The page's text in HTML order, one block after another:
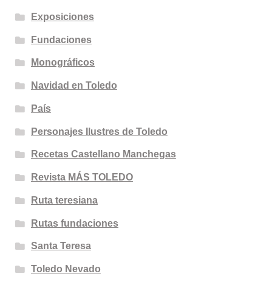
Exposiciones
Fundaciones
Monográficos
Navidad en Toledo
País
Personajes Ilustres de Toledo
Recetas Castellano Manchegas
Revista MÁS TOLEDO
Ruta teresiana
Rutas fundaciones
Santa Teresa
Toledo Nevado